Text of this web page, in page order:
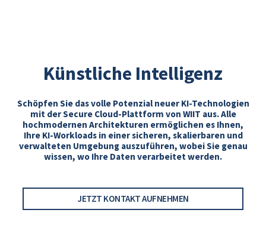
Künstliche Intelligenz
Schöpfen Sie das volle Potenzial neuer KI-Technologien
mit der Secure Cloud-Plattform von WIIT aus. Alle
hochmodernen Architekturen ermöglichen es Ihnen,
Ihre KI-Workloads in einer sicheren, skalierbaren und
verwalteten Umgebung auszuführen, wobei Sie genau
wissen, wo Ihre Daten verarbeitet werden.
JETZT KONTAKT AUFNEHMEN